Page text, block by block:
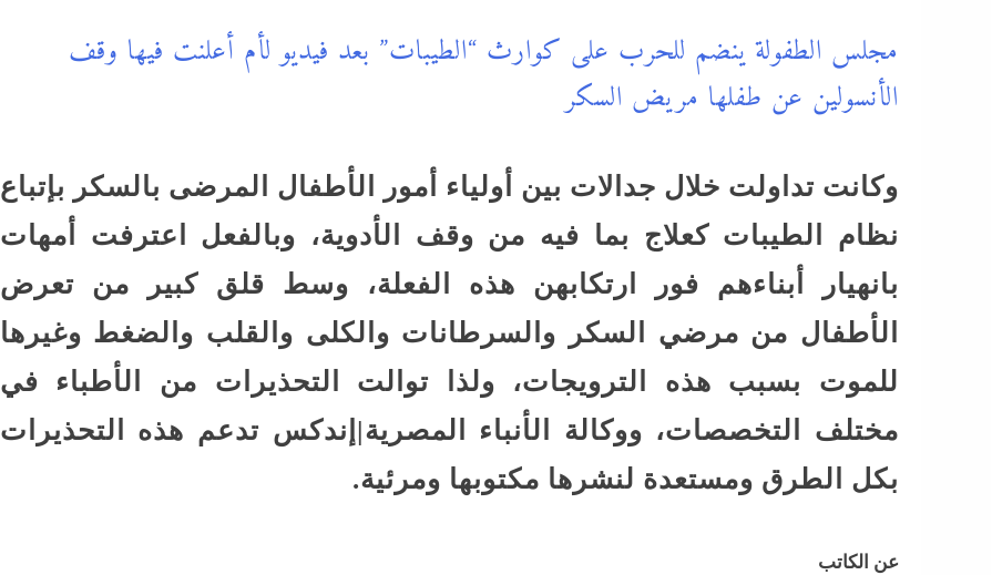
مجلس الطفولة ينضم للحرب على كوارث “الطيبات” بعد فيديو لأم أعلنت فيها وقف
الأنسولين عن طفلها مريض السكر
وكانت تداولت خلال جدالات بين أولياء أمور الأطفال المرضى بالسكر بإتباع
نظام الطيبات كعلاج بما فيه من وقف الأدوية، وبالفعل اعترفت أمهات
بانهيار أبناءهم فور ارتكابهن هذه الفعلة، وسط قلق كبير من تعرض
الأطفال من مرضي السكر والسرطانات والكلى والقلب والضغط وغيرها
للموت بسبب هذه الترويجات، ولذا توالت التحذيرات من الأطباء في
مختلف التخصصات، ووكالة الأنباء المصرية|إندكس تدعم هذه التحذيرات
بكل الطرق ومستعدة لنشرها مكتوبها ومرئية.
عن الكاتب